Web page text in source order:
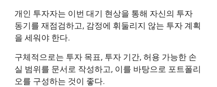
개인 투자자는 이번 대기 현상을 통해 자신의 투자
동기를 재점검하고, 감정에 휘둘리지 않는 투자 계획
을 세워야 한다.
구체적으로는 투자 목표, 투자 기간, 허용 가능한 손
실 범위를 문서로 작성하고, 이를 바탕으로 포트폴리
오를 구성하는 것이 좋다.